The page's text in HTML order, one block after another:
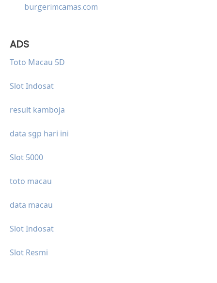
burgerimcamas.com
ADS
Toto Macau 5D
Slot Indosat
result kamboja
data sgp hari ini
Slot 5000
toto macau
data macau
Slot Indosat
Slot Resmi